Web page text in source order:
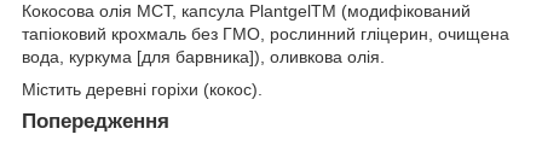
Кокосова олія MCT, капсула PlantgelTM (модифікований
тапіоковий крохмаль без ГМО, рослинний гліцерин, очищена
вода, куркума [для барвника]), оливкова олія.
Містить деревні горіхи (кокос).
Попередження